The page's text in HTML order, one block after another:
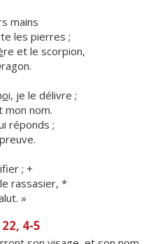
mains
les pierres ;
re et le scorpion,
oi, je le délivre ;
mon nom.
réponds ;
; +
rassasier, *
»
22, 4-5